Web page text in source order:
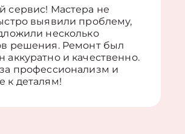
сервис! Мастера не
выявили проблему,
несколько
решения. Ремонт был
аккуратно и качественно.
профессионализм и
к деталям!